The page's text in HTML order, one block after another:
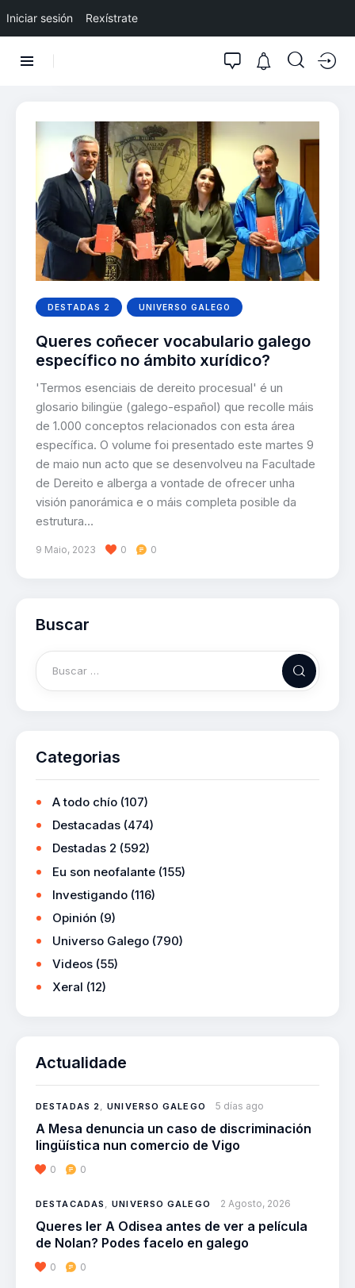
Iniciar sesión Rexístrate
DESTADAS 2 UNIVERSO GALEGO
Queres coñecer vocabulario galego
específico no ámbito xurídico?
'Termos esenciais de dereito procesual' é un
glosario bilingüe (galego-español) que recolle máis
de 1.000 conceptos relacionados con esta área
específica. O volume foi presentado este martes 9
de maio nun acto que se desenvolveu na Facultade
de Dereito e alberga a vontade de ofrecer unha
visión panorámica e o máis completa posible da
estrutura…
9 Maio, 2023 0 0
Buscar
Categorias
A todo chío (107)
Destacadas (474)
Destadas 2 (592)
Eu son neofalante (155)
Investigando (116)
Opinión (9)
Universo Galego (790)
Videos (55)
Xeral (12)
Actualidade
DESTADAS 2,UNIVERSO GALEGO 5 días ago
A Mesa denuncia un caso de discriminación
lingüística nun comercio de Vigo
0 0
DESTACADAS ,UNIVERSO GALEGO 2 Agosto, 2026
Queres ler A Odisea antes de ver a película
de Nolan? Podes facelo en galego
0 0